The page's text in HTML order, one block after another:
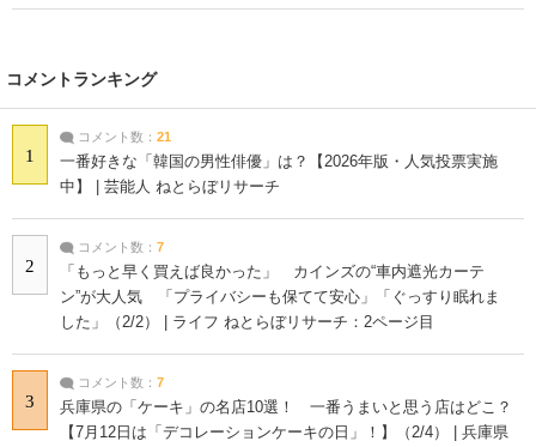
コメントランキング
1
コメント数： 21
一番好きな「韓国の男性俳優」は？【2026年版・人気投票実施
中】 | 芸能人 ねとらぼリサーチ
2
コメント数： 7
「もっと早く買えば良かった」 カインズの“車内遮光カーテ
ン”が大人気 「プライバシーも保てて安心」「ぐっすり眠れま
した」（2/2） | ライフ ねとらぼリサーチ：2ページ目
3
コメント数： 7
兵庫県の「ケーキ」の名店10選！ 一番うまいと思う店はどこ？
【7月12日は「デコレーションケーキの日」！】（2/4） | 兵庫県